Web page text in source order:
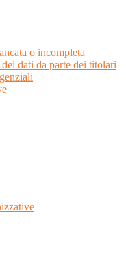
o incompleta
dati da parte dei titolari